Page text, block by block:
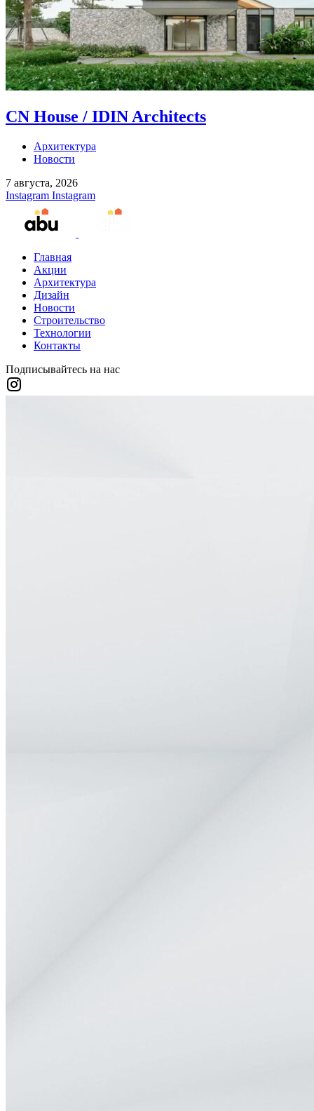
CN House / IDIN Architects
Архитектура
Новости
7 августа, 2026
Instagram Instagram
Главная
Акции
Архитектура
Дизайн
Новости
Строительство
Технологии
Контакты
Подписывайтесь на нас